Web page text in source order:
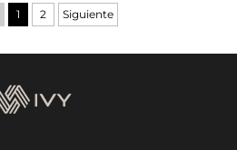
1 2 Siguiente